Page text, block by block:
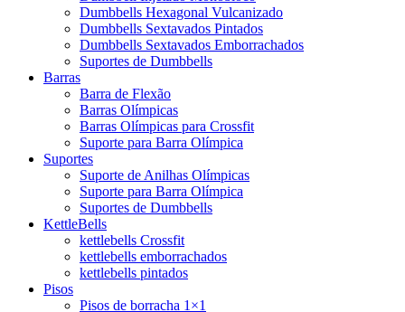
Dumbbells Hexagonal Vulcanizado
Dumbbells Sextavados Pintados
Dumbbells Sextavados Emborrachados
Suportes de Dumbbells
Barras
Barra de Flexão
Barras Olímpicas
Barras Olímpicas para Crossfit
Suporte para Barra Olímpica
Suportes
Suporte de Anilhas Olímpicas
Suporte para Barra Olímpica
Suportes de Dumbbells
KettleBells
kettlebells Crossfit
kettlebells emborrachados
kettlebells pintados
Pisos
Pisos de borracha 1×1